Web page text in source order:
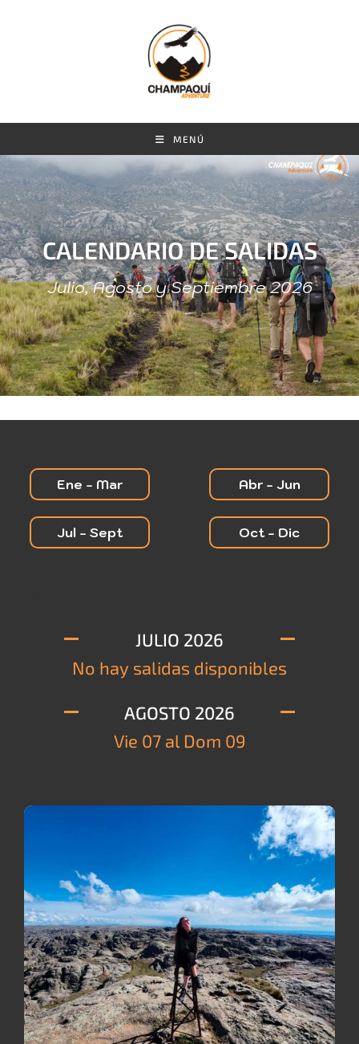
MENÚ
CALENDARIO DE SALIDAS
Julio, Agosto y Septiembre 2026
Ene - Mar Abr - Jun
Jul - Sept Oct - Dic
JULIO 2026
No hay salidas disponibles
AGOSTO 2026
Vie 07 al Dom 09